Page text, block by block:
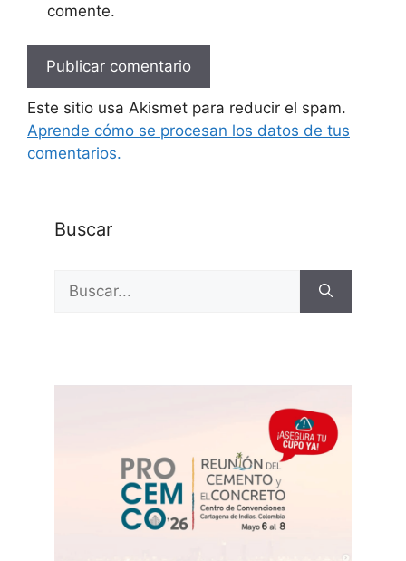
comente.
Este sitio usa Akismet para reducir el spam.
Aprende cómo se procesan los datos de tus
comentarios.
Buscar